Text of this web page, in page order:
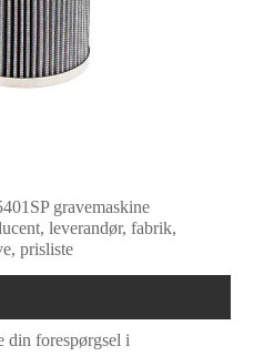
gravemaskine
leverandør, fabrik,
prisliste
din forespørgsel i